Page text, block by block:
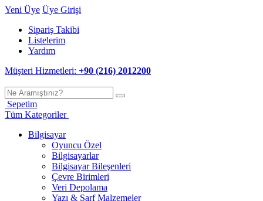
Yeni Üye Üye Girişi
Sipariş Takibi
Listelerim
Yardım
Müşteri Hizmetleri: +90 (216) 2012200
Sepetim
Tüm Kategoriler
Bilgisayar
Oyuncu Özel
Bilgisayarlar
Bilgisayar Bileşenleri
Çevre Birimleri
Veri Depolama
Yazı & Sarf Malzemeler